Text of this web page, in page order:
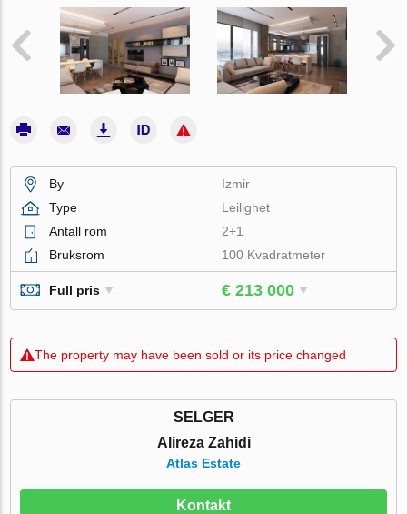
By
Izmir
Type
Leilighet
Antall rom
2+1
Bruksrom
100 Kvadratmeter
Full pris € 213 000
The property may have been sold or its price changed
SELGER
Alireza Zahidi
Atlas Estate
Kontakt